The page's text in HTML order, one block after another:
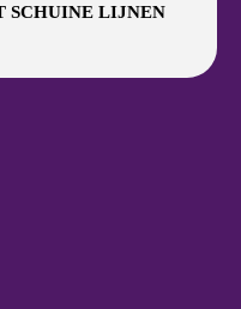
SCHUINE LIJNEN